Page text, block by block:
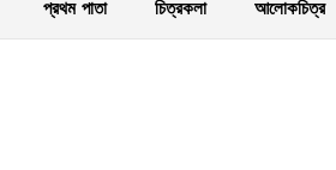
প্রথম পাতা চিত্রকলা আলোকচিত্র